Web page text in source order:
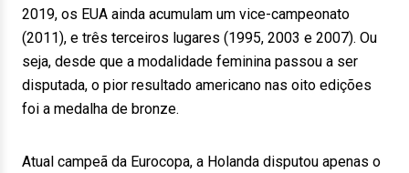
2019, os EUA ainda acumulam um vice-campeonato
(2011), e três terceiros lugares (1995, 2003 e 2007). Ou
seja, desde que a modalidade feminina passou a ser
disputada, o pior resultado americano nas oito edições
foi a medalha de bronze.
Atual campeã da Eurocopa, a Holanda disputou apenas o